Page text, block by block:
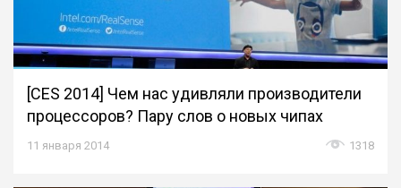
[CES 2014] Чем нас удивляли производители
процессоров? Пару слов о новых чипах
11 января 2014 1318